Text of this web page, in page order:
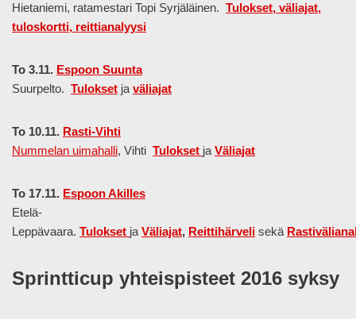
Hietaniemi, ratamestari Topi Syrjäläinen. Tulokset, väliajat,
tuloskortti, reittianalyysi
To 3.11. Espoon Suunta
Suurpelto. Tulokset javäliajat
To 10.11. Rasti-Vihti
Nummelan uimahalli, Vihti Tulokset jaVäliajat
To 17.11. Espoon Akilles
Etelä-
Leppävaara. Tulokset jaVäliajat, Reittihärveli sekä
Sprintticup yhteispisteet 2016 syksy